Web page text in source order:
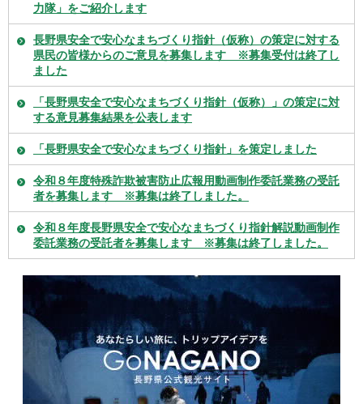
力隊」をご紹介します
長野県安全で安心なまちづくり指針（仮称）の策定に対する
県民の皆様からのご意見を募集します ※募集受付は終了し
ました
「長野県安全で安心なまちづくり指針（仮称）」の策定に対
する意見募集結果を公表します
「長野県安全で安心なまちづくり指針」を策定しました
令和８年度特殊詐欺被害防止広報用動画制作委託業務の受託
者を募集します ※募集は終了しました。
令和８年度長野県安全で安心なまちづくり指針解説動画制作
委託業務の受託者を募集します ※募集は終了しました。